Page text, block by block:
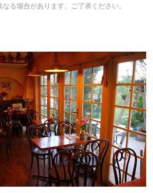
る場合があります。ご了承ください。